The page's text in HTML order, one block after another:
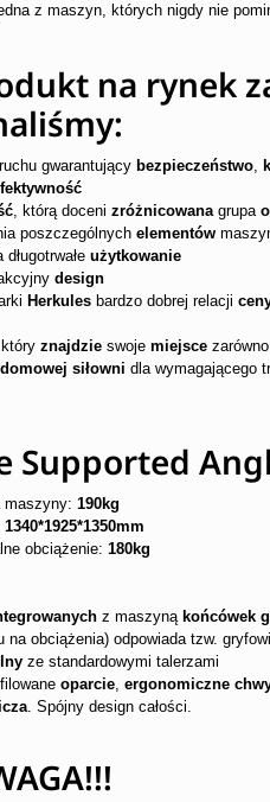
z maszyn, których nigdy nie
na rynek
gwarantujący bezpieczeństwo,
, którą doceni zróżnicowanagrupa
poszczególnych elementów
użytkowanie
design
Herkulesbardzo dobrej relacji
znajdzieswoje miejsce
domowej siłowni dla wymagającego
Supported
maszyny: 190kg
1340*1925*1350mm
obciążenie: 180kg
z maszyną końcówek
obciążenia) odpowiada tzw.
ze standardowymi talerzami
oparcie, ergonomiczne
. Spójny design całości.